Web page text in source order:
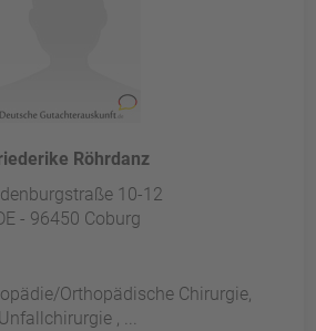
Röhrdanz
10-12
- 96450 Coburg
Orthopädische Chirurgie,
Unfallchirurgie , ...